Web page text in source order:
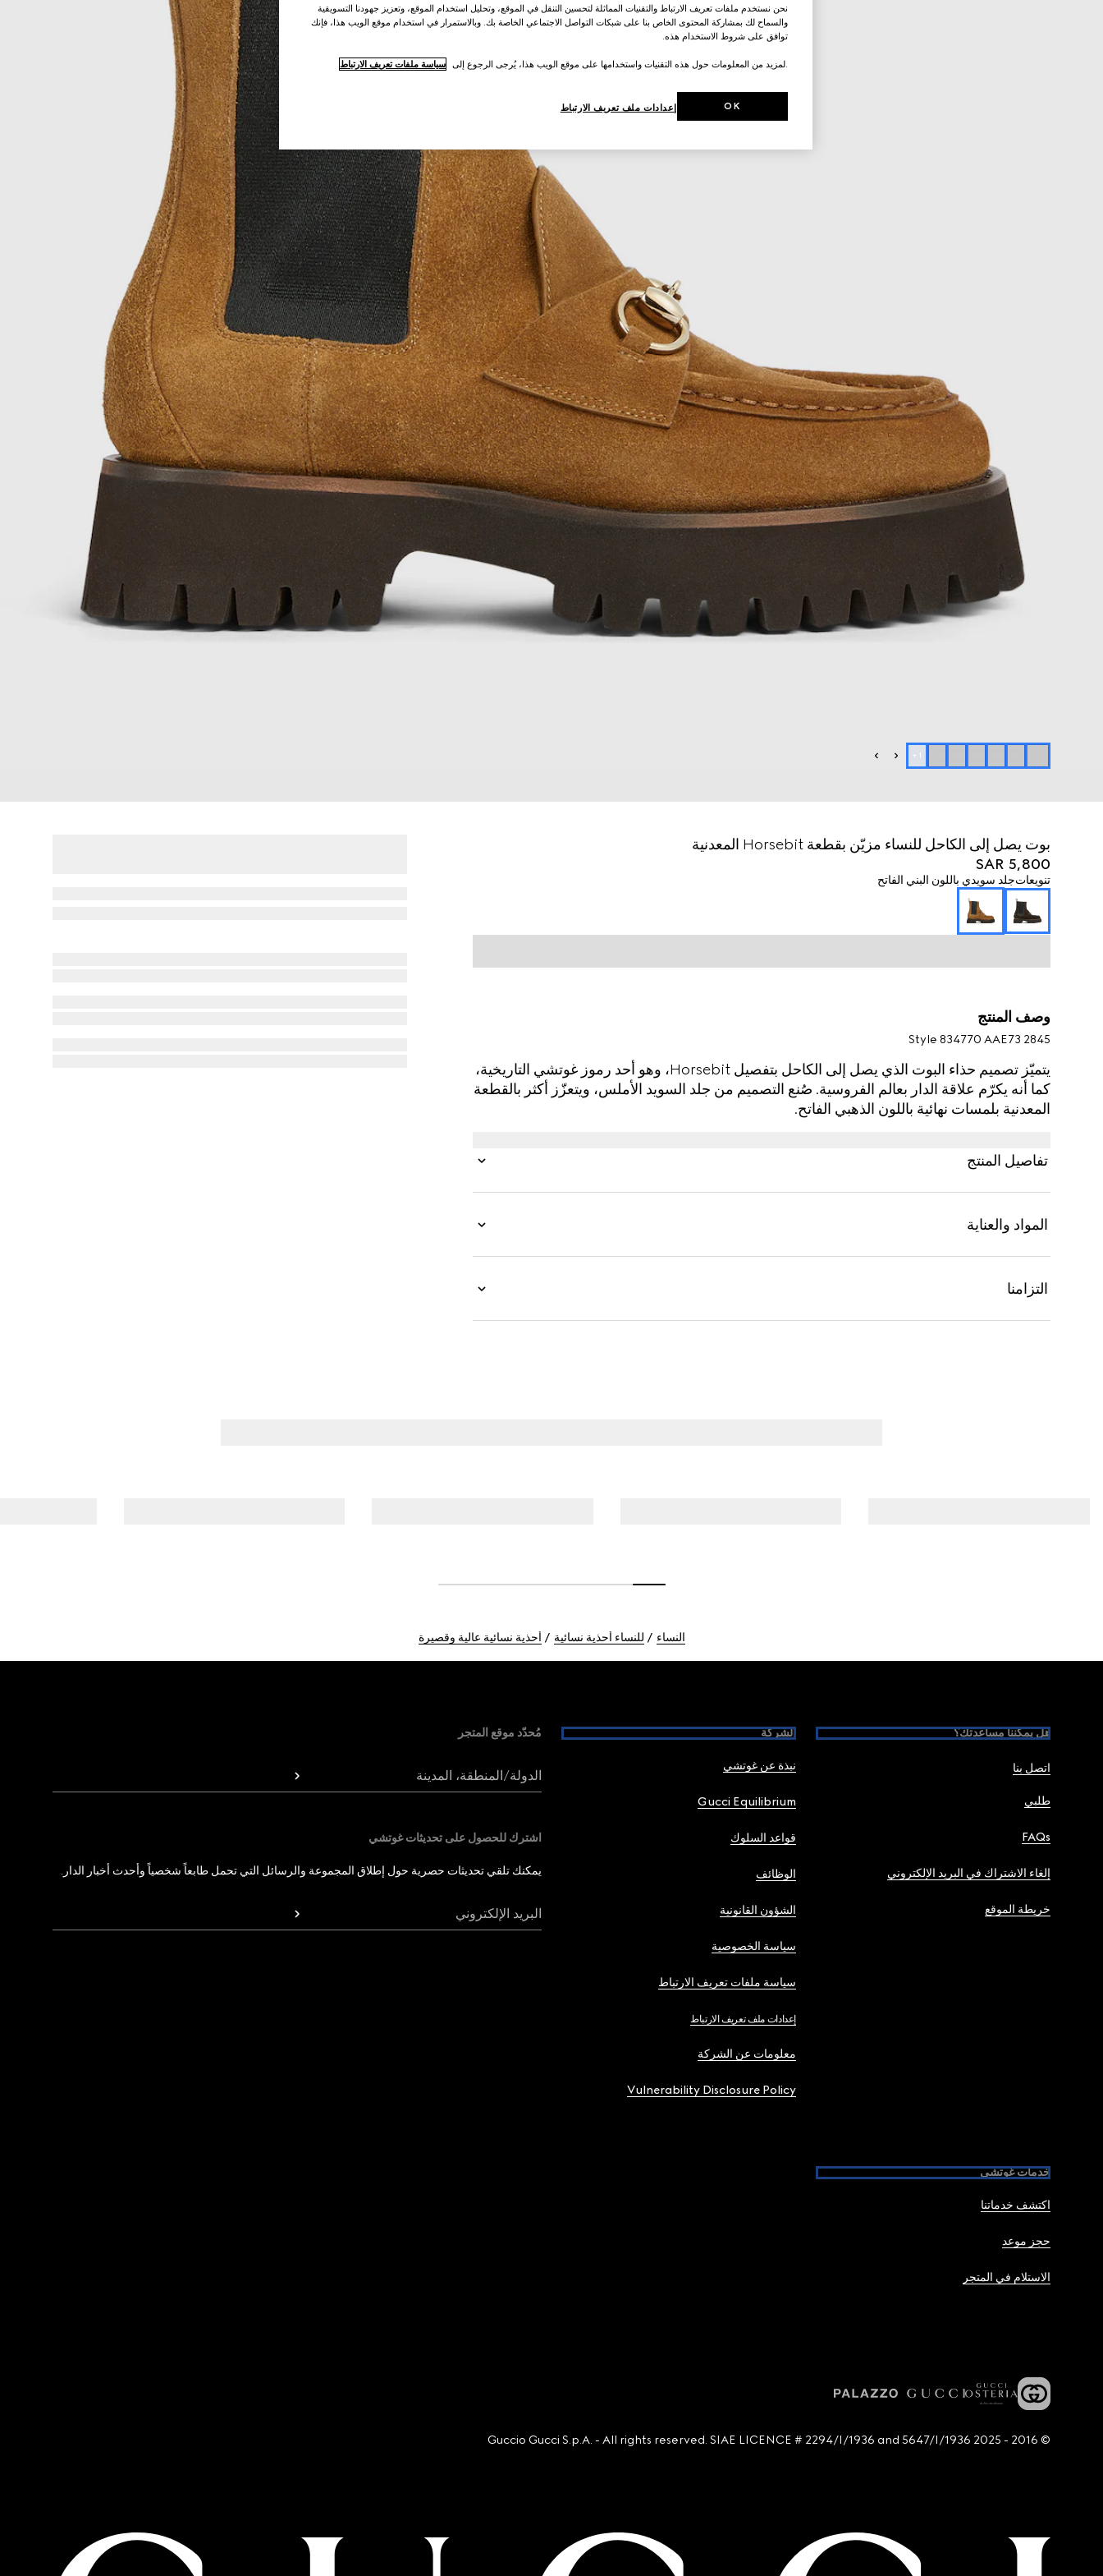
+ 1
بوت يصل إلى الكاحل للنساء مزيّن بقطعة Horsebit المعدنية
SAR 5,800
تنويعاتجلد سويدي باللون البني الفاتح
وصف المنتج
Style ‎834770 AAE73 2845
يتميّز تصميم حذاء البوت الذي يصل إلى الكاحل بتفصيل Horsebit، وهو أحد رموز غوتشي التاريخية،
كما أنه يكرّم علاقة الدار بعالم الفروسية. صُنع التصميم من جلد السويد الأملس، ويتعزّز أكثر بالقطعة
المعدنية بلمسات نهائية باللون الذهبي الفاتح.
تفاصيل المنتج
المواد والعناية
التزامنا
النساء للنساء أحذية نسائية أحذية نسائية عالية وقصيرة
هل يمكننا مساعدتك؟
اتصل بنا
طلبي
FAQs
إلغاء الاشتراك في البريد الإلكتروني
خريطة الموقع
الشركة
نبذة عن غوتشي
Gucci Equilibrium
قواعد السلوك
الوظائف
الشؤون القانونية
سياسة الخصوصية
سياسة ملفات تعريف الارتباط
إعدادات ملف تعريف الارتباط
معلومات عن الشركة
Vulnerability Disclosure Policy
خدمات غوتشي
اكتشف خدماتنا
حجز موعد
الاستلام في المتجر
مُحدّد موقع المتجر
الدولة/المنطقة، المدينة
اشترك للحصول على تحديثات غوتشي
يمكنك تلقي تحديثات حصرية حول إطلاق المجموعة والرسائل التي تحمل طابعاً شخصياً وأحدث أخبار الدار.
البريد الإلكتروني
© 2016 - 2025 Guccio Gucci S.p.A. - All rights reserved. SIAE LICENCE # 2294/I/1936 and 5647/I/1936
نحن نستخدم ملفات تعريف الارتباط والتقنيات المماثلة لتحسين التنقل في الموقع، وتحليل استخدام الموقع، وتعزيز جهودنا التسويقية
والسماح لك بمشاركة المحتوى الخاص بنا على شبكات التواصل الاجتماعي الخاصة بك. وبالاستمرار في استخدام موقع الويب هذا، فإنك
توافق على شروط الاستخدام هذه.
.لمزيد من المعلومات حول هذه التقنيات واستخدامها على موقع الويب هذا، يُرجى الرجوع إلى سياسة ملفات تعريف الارتباط
إعدادات ملف تعريف الارتباط OK